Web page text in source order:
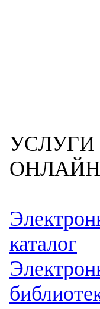
УСЛУГИ
ОНЛАЙН
каталог